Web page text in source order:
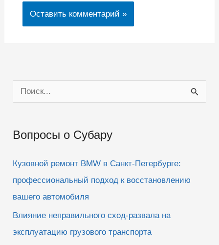
о
с
Вопросы о Субару
Кузовной ремонт BMW в Санкт-Петербурге:
профессиональный подход к восстановлению
вашего автомобиля
Влияние неправильного сход-развала на
эксплуатацию грузового транспорта